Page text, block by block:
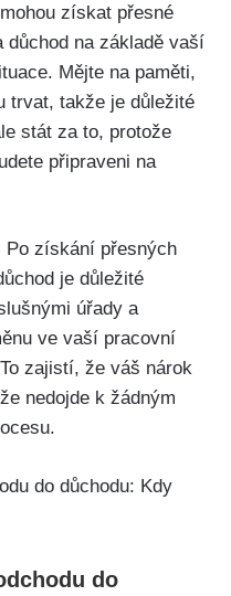
získat přesné
důchod na základě vaší
Mějte na paměti,
trvat, takže je důležité
stát za to, protože
připraveni na
Po získání přesných
je důležité
úřady a
ve vaší pracovní
zajistí, že váš nárok
nedojde k žádným
do